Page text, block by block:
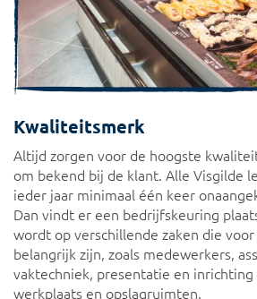
Kwaliteitsmerk
Altijd zorgen voor de hoogste
om bekend bij de klant. Alle Visgilde
ieder jaar minimaal één keer
Dan vindt er een bedrijfskeuring
wordt op verschillende zaken die
belangrijk zijn, zoals medewerkers,
vaktechniek, presentatie en inrichting
werkplaats en opslagruimten.